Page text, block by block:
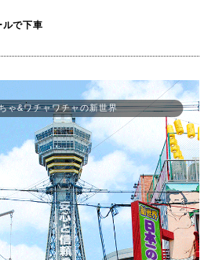
ルで下車
ゃ&ワチャワチャの新世界